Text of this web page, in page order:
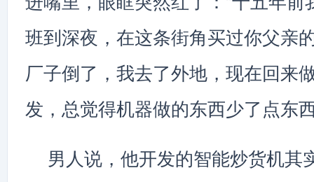
班到深夜，在这条街角买过你父亲
厂子倒了，我去了外地，现在回来
发，总觉得机器做的东西少了点东
男人说，他开发的智能炒货机其